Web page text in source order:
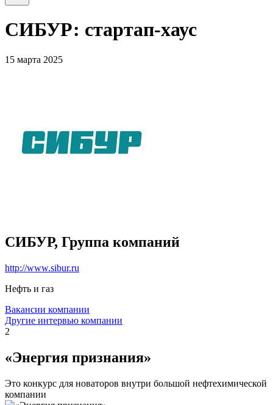
СИБУР: стартап-хаус
15 марта 2025
СИБУР, Группа компаний
http://www.sibur.ru
Нефть и газ
Вакансии компании
Другие интервью компании
2
«Энергия признания»
Это конкурс для новаторов внутри большой нефтехимической
компании